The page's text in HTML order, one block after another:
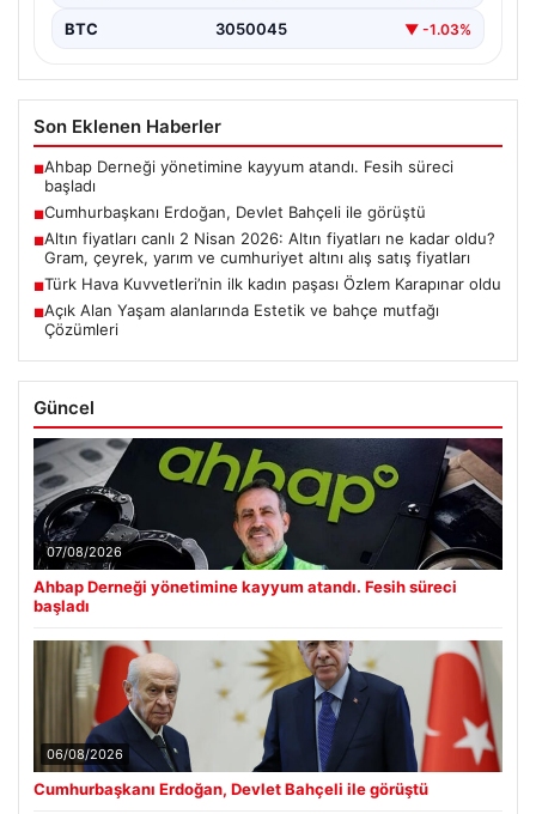
BTC 3050045 ▼ -1.03%
Son Eklenen Haberler
■Ahbap Derneği yönetimine kayyum atandı. Fesih süreci
başladı
■Cumhurbaşkanı Erdoğan, Devlet Bahçeli ile görüştü
■Altın fiyatları canlı 2 Nisan 2026: Altın fiyatları ne kadar oldu?
Gram, çeyrek, yarım ve cumhuriyet altını alış satış fiyatları
■Türk Hava Kuvvetleri’nin ilk kadın paşası Özlem Karapınar oldu
■Açık Alan Yaşam alanlarında Estetik ve bahçe mutfağı
Çözümleri
Güncel
07/08/2026
Ahbap Derneği yönetimine kayyum atandı. Fesih süreci
başladı
06/08/2026
Cumhurbaşkanı Erdoğan, Devlet Bahçeli ile görüştü